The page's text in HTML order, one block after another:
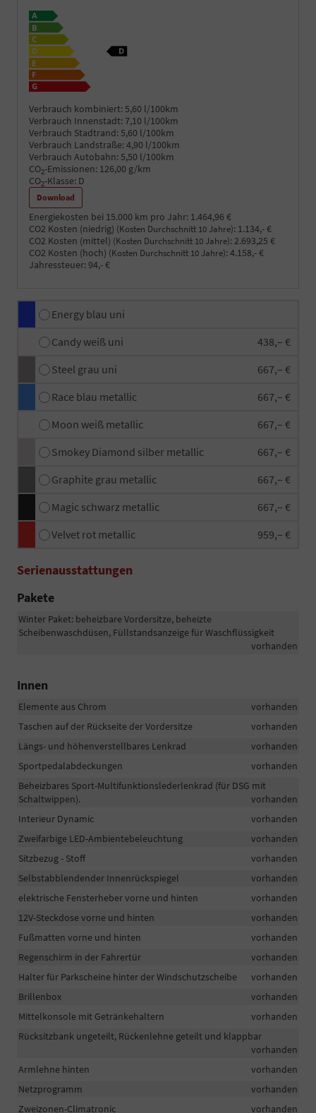
Verbrauch kombiniert: 5,60 l/100km
Verbrauch Innenstadt: 7,10 l/100km
Verbrauch Stadtrand: 5,60 l/100km
Verbrauch Landstraße: 4,90 l/100km
Verbrauch Autobahn: 5,50 l/100km
CO2-Emissionen: 126,00 g/km
CO2-Klasse: D
Download
Energiekosten bei 15.000 km pro Jahr: 1.464,96 €
CO2 Kosten (niedrig) (Kosten Durchschnitt 10 Jahre): 1.134,- €
CO2 Kosten (mittel) (Kosten Durchschnitt 10 Jahre): 2.693,25 €
CO2 Kosten (hoch) (Kosten Durchschnitt 10 Jahre): 4.158,- €
Jahressteuer: 94,- €
Energy blau uni
Candy weiß uni
438,– €
Steel grau uni
667,– €
Race blau metallic
667,– €
Moon weiß metallic
667,– €
Smokey Diamond silber metallic
667,– €
Graphite grau metallic
667,– €
Magic schwarz metallic
667,– €
Velvet rot metallic
959,– €
Serienausstattungen
Pakete
Winter Paket: beheizbare Vordersitze, beheizte
Scheibenwaschdüsen, Füllstandsanzeige für Waschflüssigkeit
vorhanden
Innen
Elemente aus Chrom
vorhanden
Taschen auf der Rückseite der Vordersitze
vorhanden
Längs- und höhenverstellbares Lenkrad
vorhanden
Sportpedalabdeckungen
vorhanden
Beheizbares Sport-Multifunktionslederlenkrad (für DSG mit
Schaltwippen).
vorhanden
Interieur Dynamic
vorhanden
Zweifarbige LED-Ambientebeleuchtung
vorhanden
Sitzbezug - Stoff
vorhanden
Selbstabblendender Innenrückspiegel
vorhanden
elektrische Fensterheber vorne und hinten
vorhanden
12V-Steckdose vorne und hinten
vorhanden
Fußmatten vorne und hinten
vorhanden
Regenschirm in der Fahrertür
vorhanden
Halter für Parkscheine hinter der Windschutzscheibe
vorhanden
Brillenbox
vorhanden
Mittelkonsole mit Getränkehaltern
vorhanden
Rücksitzbank ungeteilt, Rückenlehne geteilt und klappbar
vorhanden
Armlehne hinten
vorhanden
Netzprogramm
vorhanden
Zweizonen-Climatronic
vorhanden